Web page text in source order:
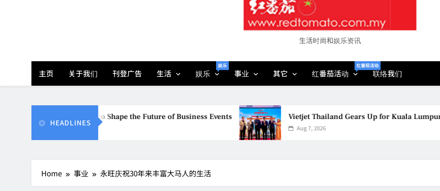
生活时尚和娱乐资讯
主页 关于我们 刊登广告 生活 娱乐
娱乐
事业 其它 红番茄活动
红番茄活动
联络我们
HEADLINES
Global Stakeholders to Shape the Future of Business Events Vietjet Thailand Gears Up for Kuala
Aug 7, 2026
Home 事业 永旺庆祝30年来丰富大马人的生活